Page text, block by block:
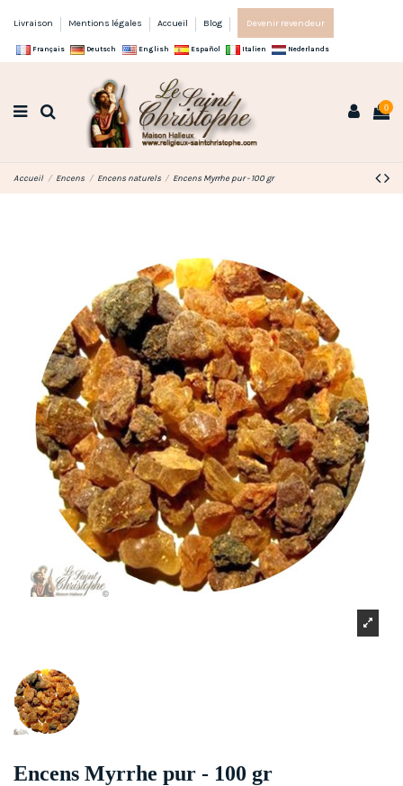
Livraison Mentions légales Accueil Blog Devenir revendeur
Français Deutsch English Español Italien Nederlands
0
Accueil Encens Encens naturels Encens Myrrhe pur - 100 gr
Encens Myrrhe pur - 100 gr